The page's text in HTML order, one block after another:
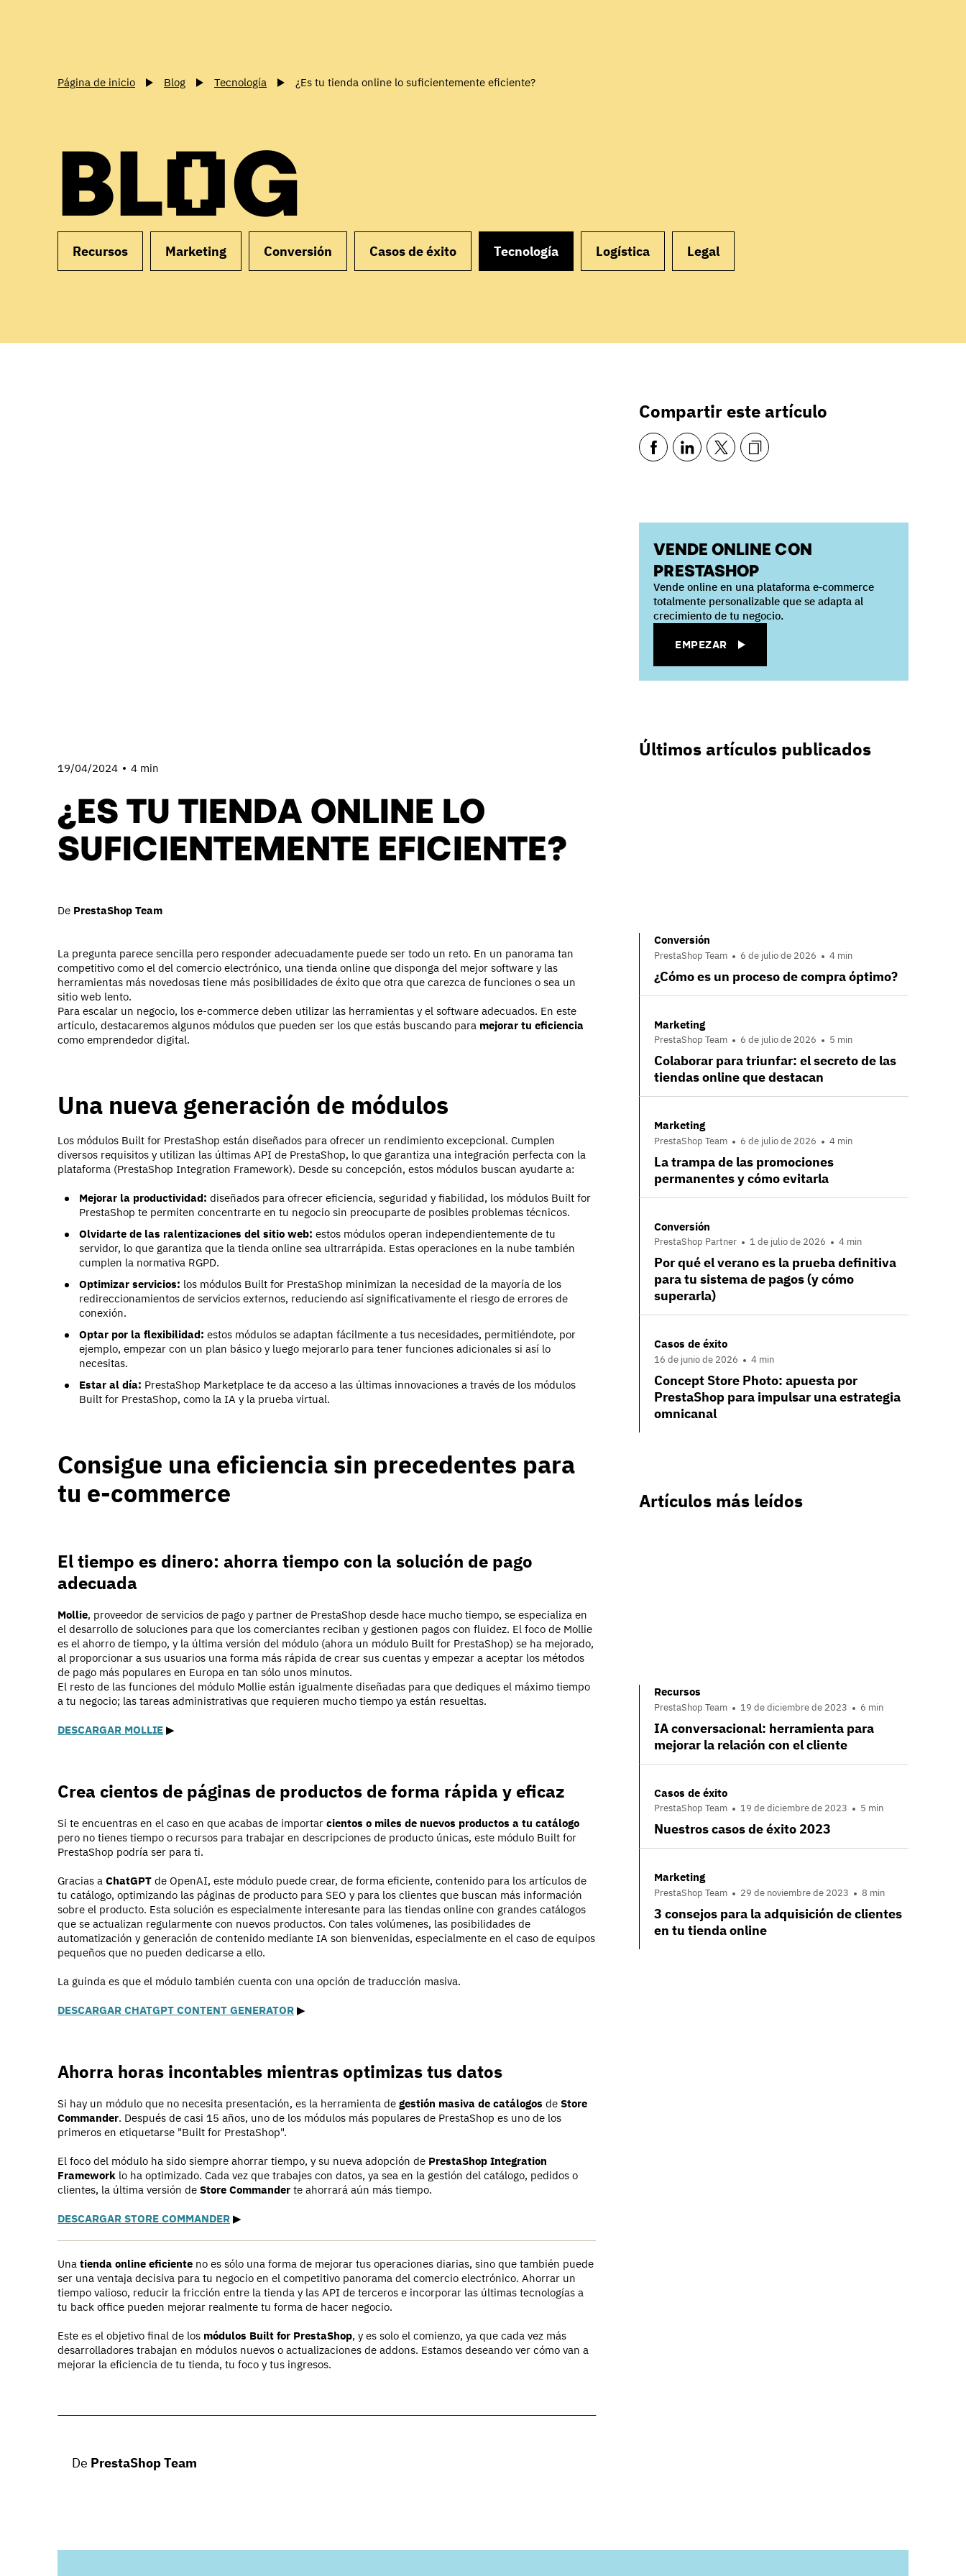
Página de inicio Blog Tecnología ¿Es tu tienda online lo suficientemente eficiente?
BLOG
Recursos Marketing Conversión Casos de éxito Tecnología Logística Legal
19/04/2024 4 min
¿ES TU TIENDA ONLINE LO
SUFICIENTEMENTE EFICIENTE?
De PrestaShop Team
La pregunta parece sencilla pero responder adecuadamente puede ser todo un reto. En un panorama tan
competitivo como el del comercio electrónico, una tienda online que disponga del mejor software y las
herramientas más novedosas tiene más posibilidades de éxito que otra que carezca de funciones o sea un
sitio web lento.
Para escalar un negocio, los e-commerce deben utilizar las herramientas y el software adecuados. En este
artículo, destacaremos algunos módulos que pueden ser los que estás buscando para mejorar tu eficiencia
como emprendedor digital.
Una nueva generación de módulos
Los módulos Built for PrestaShop están diseñados para ofrecer un rendimiento excepcional. Cumplen
diversos requisitos y utilizan las últimas API de PrestaShop, lo que garantiza una integración perfecta con la
plataforma (PrestaShop Integration Framework). Desde su concepción, estos módulos buscan ayudarte a:
Mejorar la productividad: diseñados para ofrecer eficiencia, seguridad y fiabilidad, los módulos Built for
PrestaShop te permiten concentrarte en tu negocio sin preocuparte de posibles problemas técnicos.
Olvidarte de las ralentizaciones del sitio web: estos módulos operan independientemente de tu
servidor, lo que garantiza que la tienda online sea ultrarrápida. Estas operaciones en la nube también
cumplen la normativa RGPD.
Optimizar servicios: los módulos Built for PrestaShop minimizan la necesidad de la mayoría de los
redireccionamientos de servicios externos, reduciendo así significativamente el riesgo de errores de
conexión.
Optar por la flexibilidad: estos módulos se adaptan fácilmente a tus necesidades, permitiéndote, por
ejemplo, empezar con un plan básico y luego mejorarlo para tener funciones adicionales si así lo
necesitas.
Estar al día: PrestaShop Marketplace te da acceso a las últimas innovaciones a través de los módulos
Built for PrestaShop, como la IA y la prueba virtual.
Consigue una eficiencia sin precedentes para
tu e-commerce
El tiempo es dinero: ahorra tiempo con la solución de pago
adecuada
Mollie, proveedor de servicios de pago y partner de PrestaShop desde hace mucho tiempo, se especializa en
el desarrollo de soluciones para que los comerciantes reciban y gestionen pagos con fluidez. El foco de Mollie
es el ahorro de tiempo, y la última versión del módulo (ahora un módulo Built for PrestaShop) se ha mejorado,
al proporcionar a sus usuarios una forma más rápida de crear sus cuentas y empezar a aceptar los métodos
de pago más populares en Europa en tan sólo unos minutos.
El resto de las funciones del módulo Mollie están igualmente diseñadas para que dediques el máximo tiempo
a tu negocio; las tareas administrativas que requieren mucho tiempo ya están resueltas.
DESCARGAR MOLLIE ▶︎
Crea cientos de páginas de productos de forma rápida y eficaz
Si te encuentras en el caso en que acabas de importar cientos o miles de nuevos productos a tu catálogo
pero no tienes tiempo o recursos para trabajar en descripciones de producto únicas, este módulo Built for
PrestaShop podría ser para ti.
Gracias a ChatGPT de OpenAI, este módulo puede crear, de forma eficiente, contenido para los artículos de
tu catálogo, optimizando las páginas de producto para SEO y para los clientes que buscan más información
sobre el producto. Esta solución es especialmente interesante para las tiendas online con grandes catálogos
que se actualizan regularmente con nuevos productos. Con tales volúmenes, las posibilidades de
automatización y generación de contenido mediante IA son bienvenidas, especialmente en el caso de equipos
pequeños que no pueden dedicarse a ello.
La guinda es que el módulo también cuenta con una opción de traducción masiva.
DESCARGAR CHATGPT CONTENT GENERATOR ▶︎
Ahorra horas incontables mientras optimizas tus datos
Si hay un módulo que no necesita presentación, es la herramienta de gestión masiva de catálogos de Store
Commander. Después de casi 15 años, uno de los módulos más populares de PrestaShop es uno de los
primeros en etiquetarse "Built for PrestaShop".
El foco del módulo ha sido siempre ahorrar tiempo, y su nueva adopción de PrestaShop Integration
Framework lo ha optimizado. Cada vez que trabajes con datos, ya sea en la gestión del catálogo, pedidos o
clientes, la última versión de Store Commander te ahorrará aún más tiempo.
DESCARGAR STORE COMMANDER ▶︎
Una tienda online eficiente no es sólo una forma de mejorar tus operaciones diarias, sino que también puede
ser una ventaja decisiva para tu negocio en el competitivo panorama del comercio electrónico. Ahorrar un
tiempo valioso, reducir la fricción entre la tienda y las API de terceros e incorporar las últimas tecnologías a
tu back office pueden mejorar realmente tu forma de hacer negocio.
Este es el objetivo final de los módulos Built for PrestaShop, y es solo el comienzo, ya que cada vez más
desarrolladores trabajan en módulos nuevos o actualizaciones de addons. Estamos deseando ver cómo van a
mejorar la eficiencia de tu tienda, tu foco y tus ingresos.
De PrestaShop Team
Compartir este artículo
VENDE ONLINE CON
PRESTASHOP
Vende online en una plataforma e‑commerce
totalmente personalizable que se adapta al
crecimiento de tu negocio.
EMPEZAR
Últimos artículos publicados
Conversión
PrestaShop Team 6 de julio de 2026 4 min
¿Cómo es un proceso de compra óptimo?
Marketing
PrestaShop Team 6 de julio de 2026 5 min
Colaborar para triunfar: el secreto de las
tiendas online que destacan
Marketing
PrestaShop Team 6 de julio de 2026 4 min
La trampa de las promociones
permanentes y cómo evitarla
Conversión
PrestaShop Partner 1 de julio de 2026 4 min
Por qué el verano es la prueba definitiva
para tu sistema de pagos (y cómo
superarla)
Casos de éxito
16 de junio de 2026 4 min
Concept Store Photo: apuesta por
PrestaShop para impulsar una estrategia
omnicanal
Artículos más leídos
Recursos
PrestaShop Team 19 de diciembre de 2023 6 min
IA conversacional: herramienta para
mejorar la relación con el cliente
Casos de éxito
PrestaShop Team 19 de diciembre de 2023 5 min
Nuestros casos de éxito 2023
Marketing
PrestaShop Team 29 de noviembre de 2023 8 min
3 consejos para la adquisición de clientes
en tu tienda online